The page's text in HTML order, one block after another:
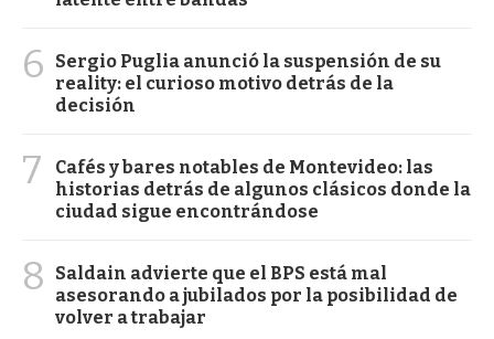
6
Sergio Puglia anunció la suspensión de su
reality: el curioso motivo detrás de la
decisión
7
Cafés y bares notables de Montevideo: las
historias detrás de algunos clásicos donde la
ciudad sigue encontrándose
8
Saldain advierte que el BPS está mal
asesorando a jubilados por la posibilidad de
volver a trabajar